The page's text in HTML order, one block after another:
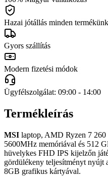
Hazai jótállás minden
Gyors szállítás
Modern fizetési módok
Ügyfélszolgálat: 09:00 - 14:00
Termékleírás
MSI laptop, AMD Ryzen 7
5600MHz memóriával és 512
hüvelykes FHD IPS kijelzőn
gördülékeny teljesítményt
8GB grafikus kártyával.